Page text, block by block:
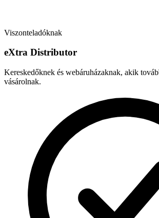
Viszonteladóknak
eXtra Distributor
Kereskedőknek és webáruházaknak, akik
vásárolnak.